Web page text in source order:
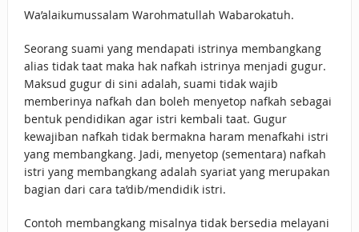
Wa’alaikumussalam Warohmatullah Wabarokatuh.
Seorang suami yang mendapati istrinya membangkang
alias tidak taat maka hak nafkah istrinya menjadi gugur.
Maksud gugur di sini adalah, suami tidak wajib
memberinya nafkah dan boleh menyetop nafkah sebagai
bentuk pendidikan agar istri kembali taat. Gugur
kewajiban nafkah tidak bermakna haram menafkahi istri
yang membangkang. Jadi, menyetop (sementara) nafkah
istri yang membangkang adalah syariat yang merupakan
bagian dari cara ta’dib/mendidik istri.
Contoh membangkang misalnya tidak bersedia melayani